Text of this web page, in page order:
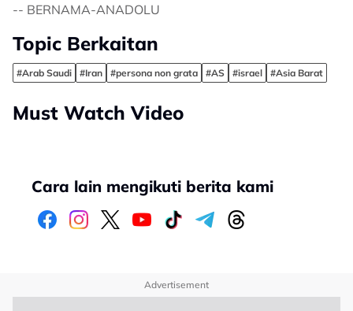
-- BERNAMA-ANADOLU
Topic Berkaitan
#Arab Saudi #Iran #persona non grata #AS #israel #Asia Barat
Must Watch Video
Cara lain mengikuti berita kami
Advertisement